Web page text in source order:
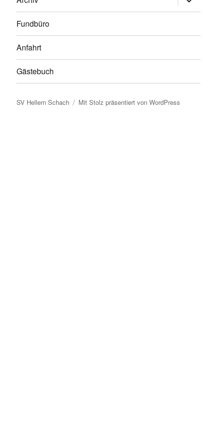
anzeigen
Fundbüro
Anfahrt
Gästebuch
SV Hellern Schach Mit Stolz präsentiert von WordPress